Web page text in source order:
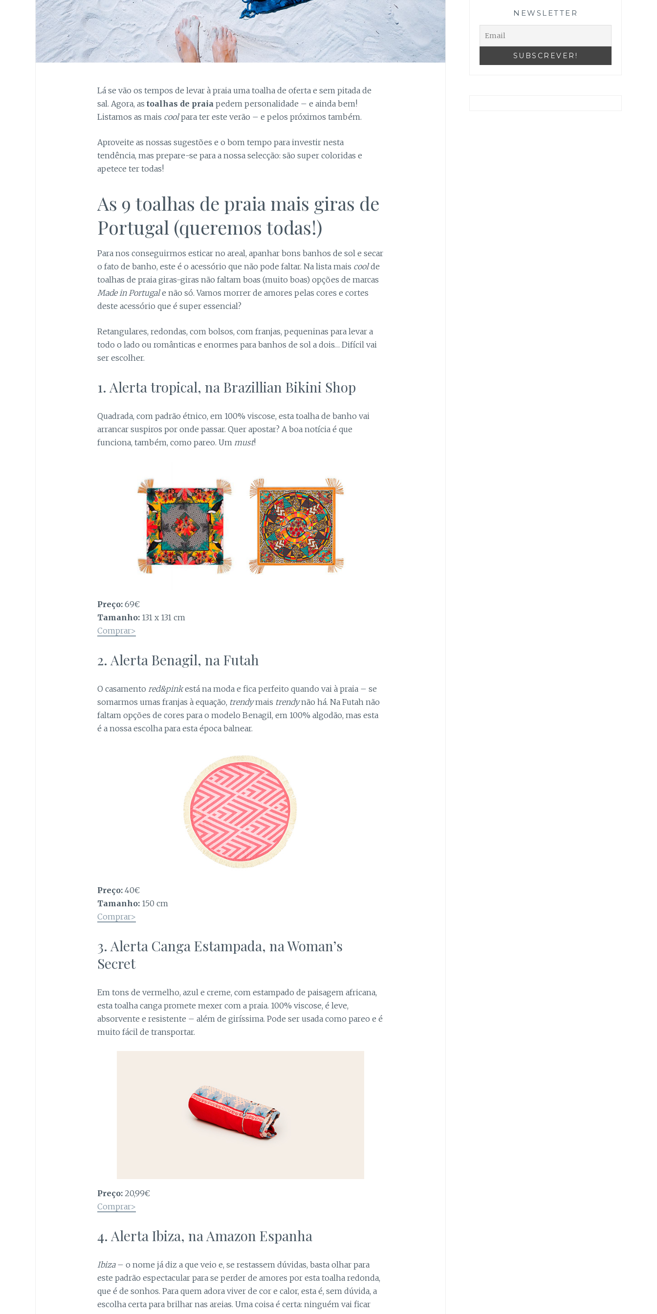
Lá se vão os tempos de levar à praia uma toalha de oferta e sem pitada de
sal. Agora, as toalhas de praia pedem personalidade – e ainda bem!
Listamos as mais coolpara ter este verão – e pelos próximos também.
Aproveite as nossas sugestões e o bom tempo para investir nesta
tendência, mas prepare-se para a nossa selecção: são super coloridas e
apetece ter todas!
As 9 toalhas de praia mais giras de
Portugal (queremos todas!)
Para nos conseguirmos esticar no areal, apanhar bons banhos de sol e secar
o fato de banho, este é o acessório que não pode faltar. Na lista mais coolde
toalhas de praia giras-giras não faltam boas (muito boas) opções de marcas
Made in Portugale não só. Vamos morrer de amores pelas cores e cortes
deste acessório que é super essencial?
Retangulares, redondas, com bolsos, com franjas, pequeninas para levar a
todo o lado ou românticas e enormes para banhos de sol a dois… Difícil vai
ser escolher.
1. Alerta tropical, na Brazillian Bikini Shop
Quadrada, com padrão étnico, em 100% viscose, esta toalha de banho vai
arrancar suspiros por onde passar. Quer apostar? A boa notícia é que
funciona, também, como pareo. Um must!
Preço:69€
Tamanho:131 x 131 cm
Comprar>
2. Alerta Benagil, na Futah
O casamento red&pinkestá na moda e fica perfeito quando vai à praia – se
somarmos umas franjas à equação, trendymais trendynão há. Na Futah não
faltam opções de cores para o modelo Benagil, em 100% algodão, mas esta
é a nossa escolha para esta época balnear.
Preço:40€
Tamanho:150 cm
Comprar>
3. Alerta Canga Estampada, na Woman’s
Secret
Em tons de vermelho, azul e creme, com estampado de paisagem africana,
esta toalha canga promete mexer com a praia. 100% viscose, é leve,
absorvente e resistente – além de giríssima. Pode ser usada como pareo e é
muito fácil de transportar.
Preço:20,99€
Comprar>
4. Alerta Ibiza, na Amazon Espanha
Ibiza– o nome já diz a que veio e, se restassem dúvidas, basta olhar para
este padrão espectacular para se perder de amores por esta toalha redonda,
que é de sonhos. Para quem adora viver de cor e calor, esta é, sem dúvida, a
escolha certa para brilhar nas areias. Uma coisa é certa: ninguém vai ficar
NEWSLETTER
Para que
possamos
melhorar a
funcionalidade
e a estrutura
do site, com
utilizado.
Experiência
funcione da
melhor forma
recusar estes
cookies,
desparacer do
site.
Marketing
comportamento
ao visitar o
personalizado e